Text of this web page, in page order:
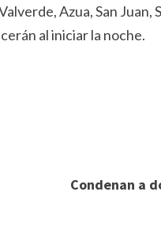
Azua, San Juan,
al iniciar la noche.
Condenan a